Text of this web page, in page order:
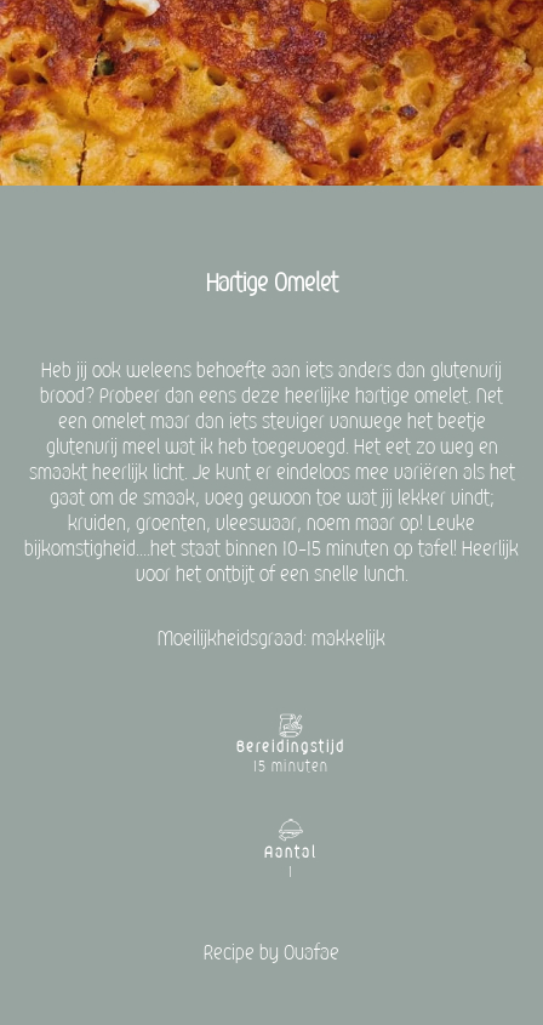
Hartige Omelet
Heb jij ook weleens behoefte aan iets anders dan glutenvrij
brood? Probeer dan eens deze heerlijke hartige omelet. Net
een omelet maar dan iets steviger vanwege het beetje
glutenvrij meel wat ik heb toegevoegd. Het eet zo weg en
smaakt heerlijk licht. Je kunt er eindeloos mee variëren als het
gaat om de smaak, voeg gewoon toe wat jij lekker vindt;
kruiden, groenten, vleeswaar, noem maar op! Leuke
bijkomstigheid....het staat binnen 10-15 minuten op tafel! Heerlijk
voor het ontbijt of een snelle lunch.
Moeilijkheidsgraad: makkelijk
Bereidingstijd
15 minuten
Aantal
1
Recipe by Ouafae